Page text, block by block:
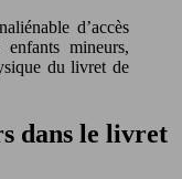
d’accès
mineurs,
du livret de
dans le livret